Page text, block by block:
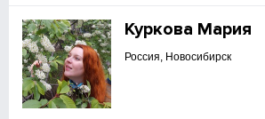
Куркова Мария
Россия, Новосибирск